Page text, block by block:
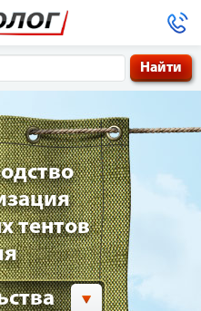
звонок
тентов